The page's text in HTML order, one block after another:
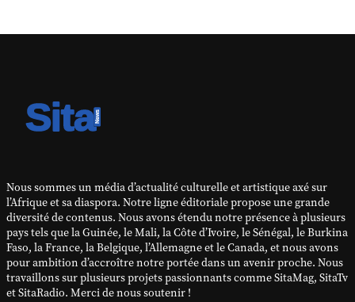
Nous sommes un média d’actualité culturelle et artistique axé sur
l’Afrique et sa diaspora. Notre ligne éditoriale propose une grande
diversité de contenus. Nous avons étendu notre présence à plusieurs
pays tels que la Guinée, le Mali, la Côte d’Ivoire, le Sénégal, le Burkina
Faso, la France, la Belgique, l’Allemagne et le Canada, et nous avons
pour ambition d’accroître notre portée dans un avenir proche. Nous
travaillons sur plusieurs projets passionnants comme SitaMag, SitaTv
et SitaRadio. Merci de nous soutenir !